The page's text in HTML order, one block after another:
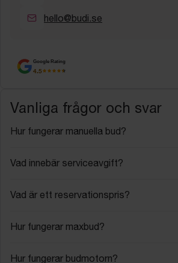
hello@budi.se
Google Rating
4.5
Vanliga frågor och svar
Hur fungerar manuella bud?
Vad innebär serviceavgift?
Vad är ett reservationspris?
Hur fungerar maxbud?
Hur fungerar budmotorn?